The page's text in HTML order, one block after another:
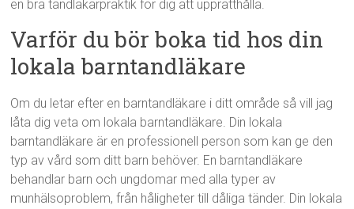
en bra tandläkarpraktik för dig att upprätthålla.
Varför du bör boka tid hos din
lokala barntandläkare
Om du letar efter en barntandläkare i ditt område så vill jag
låta dig veta om lokala barntandläkare. Din lokala
barntandläkare är en professionell person som kan ge den
typ av vård som ditt barn behöver. En barntandläkare
behandlar barn och ungdomar med alla typer av
munhälsoproblem, från håligheter till dåliga tänder. Din lokala